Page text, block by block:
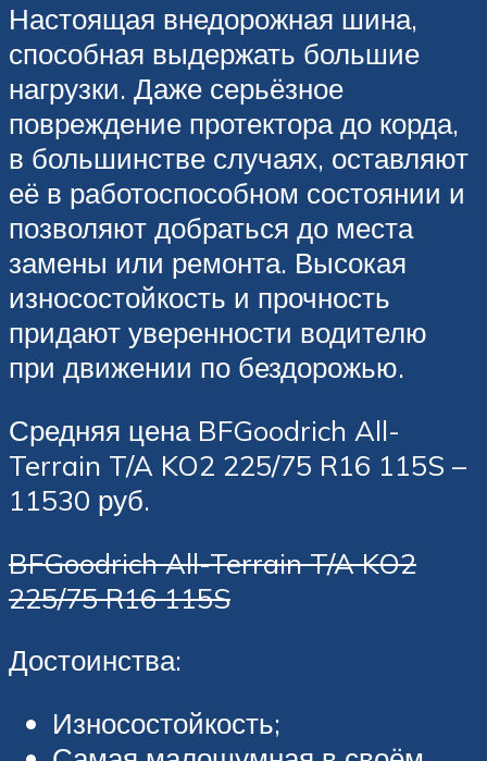
Настоящая внедорожная шина,
способная выдержать большие
нагрузки. Даже серьёзное
повреждение протектора до корда,
в большинстве случаях, оставляют
её в работоспособном состоянии и
позволяют добраться до места
замены или ремонта. Высокая
износостойкость и прочность
придают уверенности водителю
при движении по бездорожью.
Средняя цена BFGoodrich All-
Terrain T/A KO2 225/75 R16 115S –
11530 руб.
BFGoodrich All-Terrain T/A KO2
225/75 R16 115S
Достоинства:
Износостойкость;